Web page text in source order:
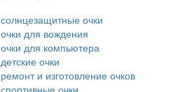
солнцезащитные очки
очки для вождения
очки для компьютера
детские очки
ремонт и изготовление очков